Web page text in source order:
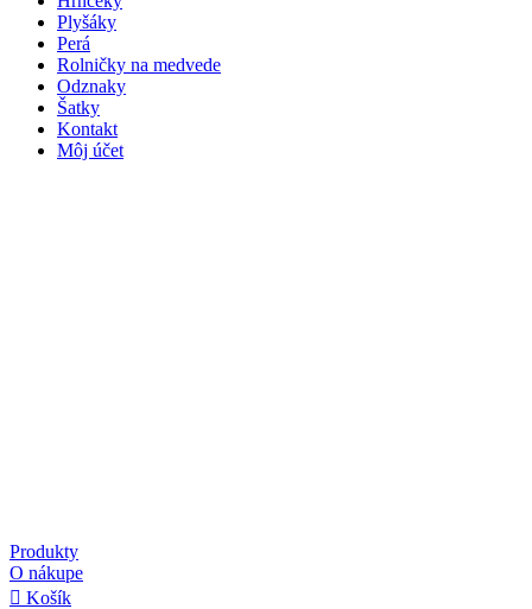
Plyšáky
Perá
Rolničky na medvede
Odznaky
Šatky
Kontakt
Môj účet
Produkty
O nákupe
Košík